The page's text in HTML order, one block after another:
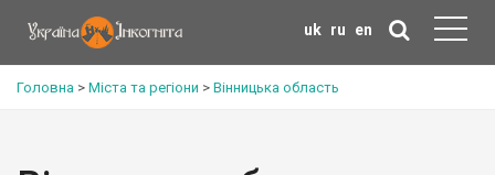
uk ru en
Головна > Міста та регіони > Вінницька область